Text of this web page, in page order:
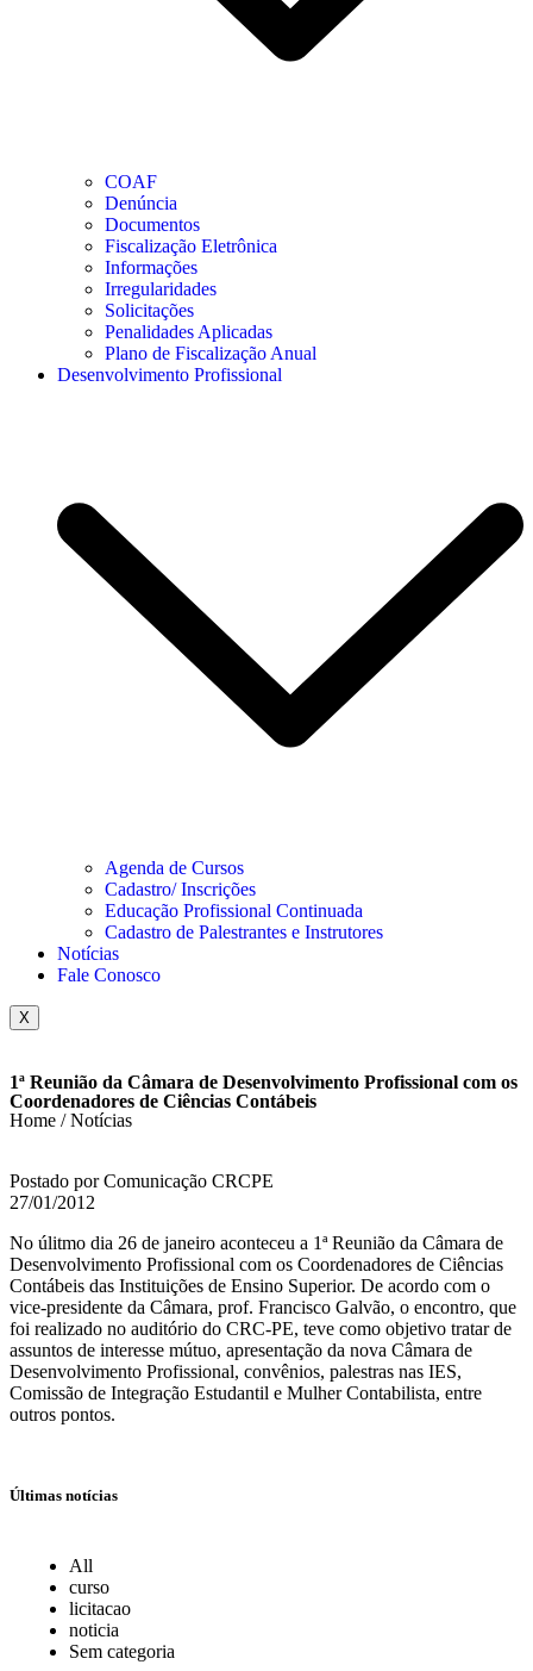
COAF
Denúncia
Documentos
Fiscalização Eletrônica
Informações
Irregularidades
Solicitações
Penalidades Aplicadas
Plano de Fiscalização Anual
Desenvolvimento Profissional
Agenda de Cursos
Cadastro/ Inscrições
Educação Profissional Continuada
Cadastro de Palestrantes e Instrutores
Notícias
Fale Conosco
X
1ª Reunião da Câmara de Desenvolvimento Profissional com os
Coordenadores de Ciências Contábeis
Home / Notícias
Postado por Comunicação CRCPE
27/01/2012
No úlitmo dia 26 de janeiro aconteceu a 1ª Reunião da Câmara de
Desenvolvimento Profissional com os Coordenadores de Ciências
Contábeis das Instituições de Ensino Superior. De acordo com o
vice-presidente da Câmara, prof. Francisco Galvão, o encontro, que
foi realizado no auditório do CRC-PE, teve como objetivo tratar de
assuntos de interesse mútuo, apresentação da nova Câmara de
Desenvolvimento Profissional, convênios, palestras nas IES,
Comissão de Integração Estudantil e Mulher Contabilista, entre
outros pontos.
Últimas notícias
All
curso
licitacao
noticia
Sem categoria